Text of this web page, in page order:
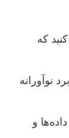
که
نوآورانه
و